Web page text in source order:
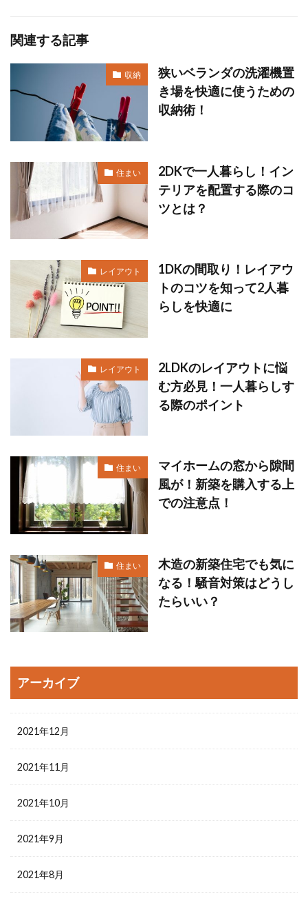
関連する記事
収納
狭いベランダの洗濯機置
き場を快適に使うための
収納術！
住まい
2DKで一人暮らし！イン
テリアを配置する際のコ
ツとは？
レイアウト
1DKの間取り！レイアウ
トのコツを知って2人暮
らしを快適に
レイアウト
2LDKのレイアウトに悩
む方必見！一人暮らしす
る際のポイント
住まい
マイホームの窓から隙間
風が！新築を購入する上
での注意点！
住まい
木造の新築住宅でも気に
なる！騒音対策はどうし
たらいい？
アーカイブ
2021年12月
2021年11月
2021年10月
2021年9月
2021年8月